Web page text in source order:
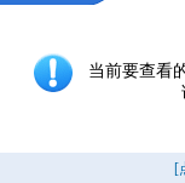
当前要查看
[